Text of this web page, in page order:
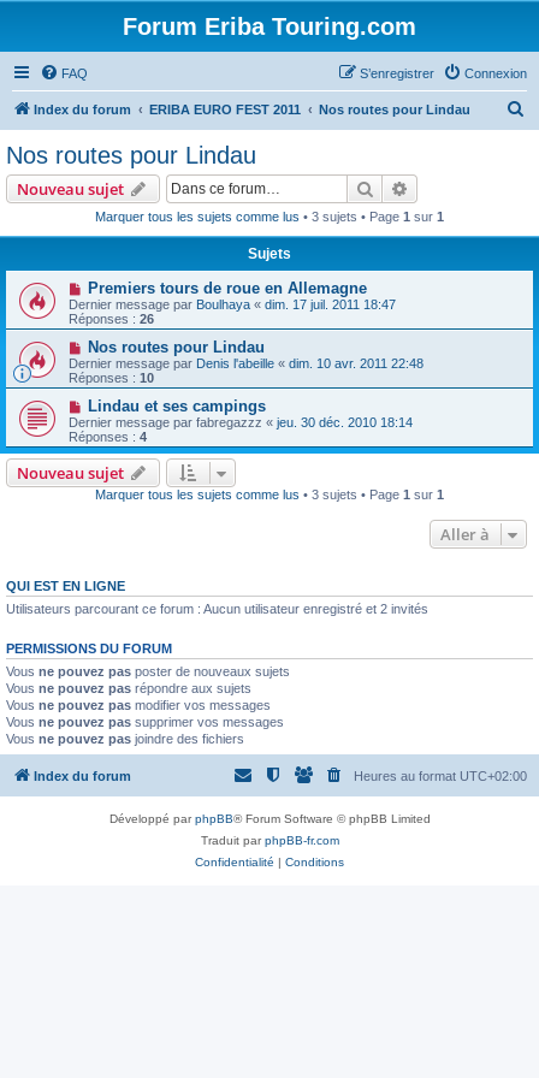
Forum Eriba Touring.com
FAQ Connexion
S’enregistrer
Index du forum ERIBA EURO FEST 2011 Nos routes pour Lindau
Nos routes pour Lindau
Nouveau sujet Rechercher
Marquer tous les sujets comme lus • 3 sujets • Page 1 sur 1
Sujets
Premiers tours de roue en Allemagne
Dernier message par Boulhaya « dim. 17 juil. 2011 18:47
Réponses : 26
Nos routes pour Lindau
Dernier message par Denis l'abeille « dim. 10 avr. 2011 22:48
Réponses : 10
Lindau et ses campings
Dernier message par fabregazzz « jeu. 30 déc. 2010 18:14
Réponses : 4
Nouveau sujet
Marquer tous les sujets comme lus • 3 sujets • Page 1 sur 1
Aller à
QUI EST EN LIGNE
Utilisateurs parcourant ce forum : Aucun utilisateur enregistré et 2 invités
PERMISSIONS DU FORUM
Vous ne pouvez pas poster de nouveaux sujets
Vous ne pouvez pas répondre aux sujets
Vous ne pouvez pas modifier vos messages
Vous ne pouvez pas supprimer vos messages
Vous ne pouvez pas joindre des fichiers
Index du forum Heures au format UTC+02:00
Développé parphpBB® Forum Software © phpBB Limited
Traduit parphpBB-fr.com
Confidentialité | Conditions